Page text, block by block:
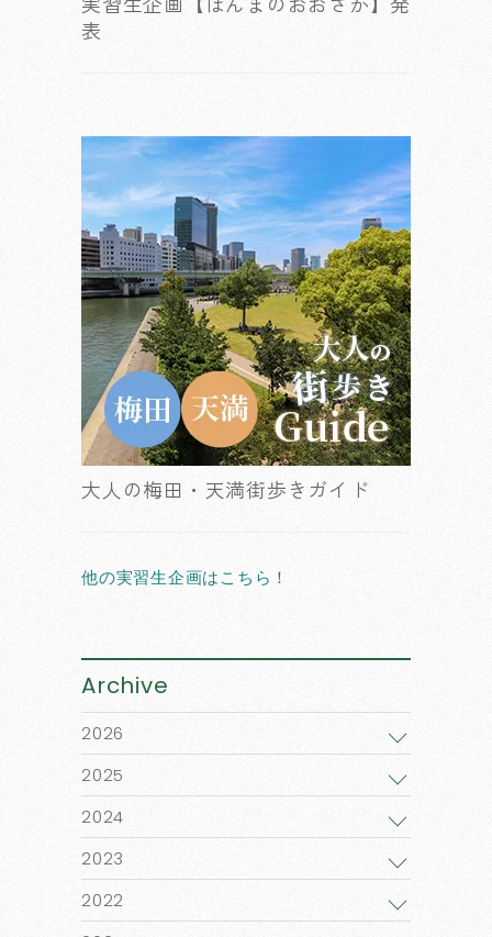
表
大人の梅田・天満街歩きガイド
他の実習生企画はこちら！
Archive
2026
2025
2024
2023
2022